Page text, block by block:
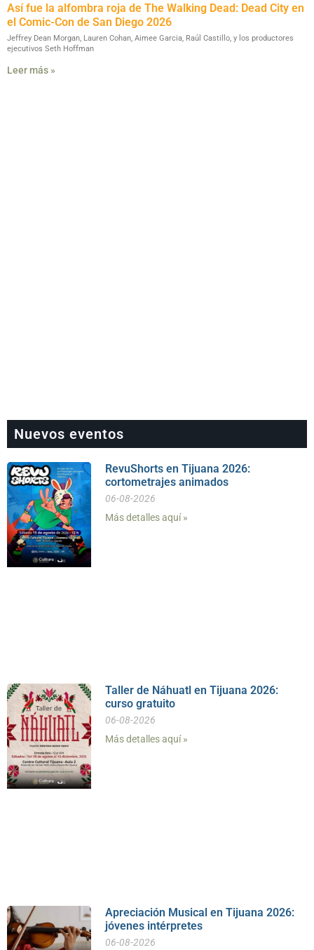
Así fue la alfombra roja de The Walking Dead: Dead City en
el Comic-Con de San Diego 2026
Jeffrey Dean Morgan, Lauren Cohan, Aimee Garcia, Raúl Castillo, y los productores
ejecutivos Seth Hoffman
Leer más »
Nuevos eventos
RevuShorts en Tijuana 2026:
cortometrajes animados
06-08-2026
Más detalles aquí »
Taller de Náhuatl en Tijuana 2026:
curso gratuito
06-08-2026
Más detalles aquí »
Apreciación Musical en Tijuana 2026:
jóvenes intérpretes
06-08-2026